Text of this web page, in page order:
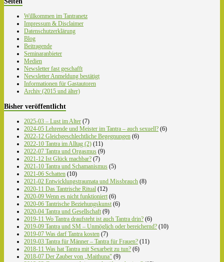
Willkommen im Tantranetz
Impressum & Disclaimer
Datenschutzerklärung
Blog
Beitragende
Seminaranbieter
Medien
Newsletter fast geschafft
Newsletter Anmeldung bestätigt
Informationen für Gastautoren
Archiv (2015 und älter)
Bisher veröffentlicht
2025-03 – Lust im Alter (7)
2024-05 Lehrende und Meister im Tantra – auch sexuell? (6)
2022-12 Gleichgeschlechtliche Begegnungen (6)
2022-10 Tantra im Alltag (2) (11)
2022-07 Tantra und Orgasmus (9)
2021-12 Ist Glück machbar? (7)
2021-10 Tantra und Schamanismus (5)
2021-06 Schatten (10)
2021-02 Entwicklungstraumata und Missbrauch (8)
2020-11 Das Tantrische Ritual (12)
2020-09 Wenn es nicht funktioniert (6)
2020-06 Tantrische Beziehungskunst (6)
2020-04 Tantra und Gesellschaft (9)
2019-11 Wo Tantra draufsteht ist auch Tantra drin? (6)
2019-09 Tantra und SM – Unmöglich oder bereichernd? (10)
2019-07 Was darf Tantra kosten (7)
2019-03 Tantra für Männer – Tantra für Frauen? (11)
2018-11 Was hat Tantra mit Sexarbeit zu tun? (6)
2018-07 Der Zauber von „Maithuna" (9)